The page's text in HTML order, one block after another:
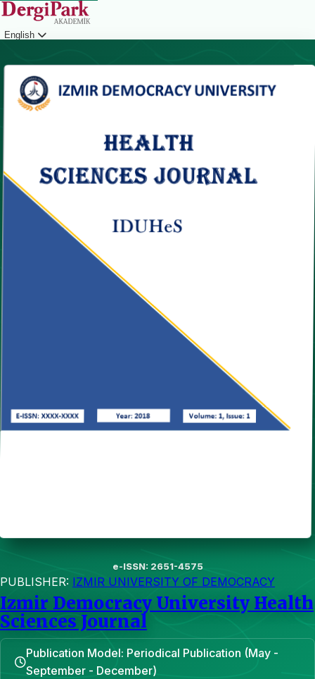
English
e-ISSN: 2651-4575
PUBLISHER: IZMIR UNIVERSITY OF DEMOCRACY
Izmir Democracy University Health
Sciences Journal
Publication Model: Periodical Publication (May -
September - December)